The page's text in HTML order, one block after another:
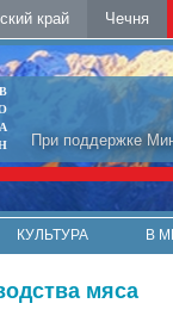
край Чечня
При поддержке
КУЛЬТУРА В
мяса